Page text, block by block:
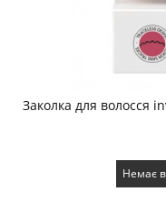
Заколка для волосся
Немає